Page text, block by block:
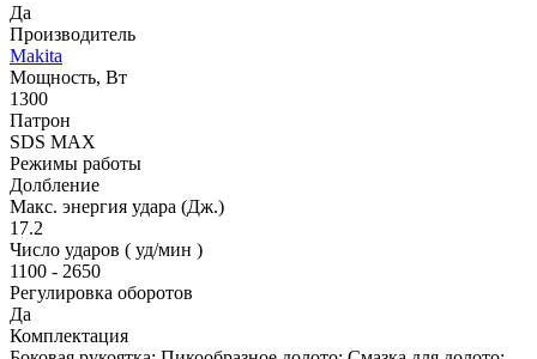
Да
Производитель
Makita
Мощность, Вт
1300
Патрон
SDS MAX
Режимы работы
Долбление
Макс. энергия удара (Дж.)
17.2
Число ударов ( уд/мин )
1100 - 2650
Регулировка оборотов
Да
Комплектация